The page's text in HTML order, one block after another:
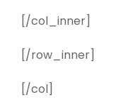
[/col_inner]
[/row_inner]
[/col]